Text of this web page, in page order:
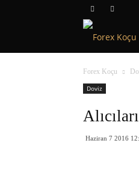
Forex Koçu
Doviz
Haziran 7 2016